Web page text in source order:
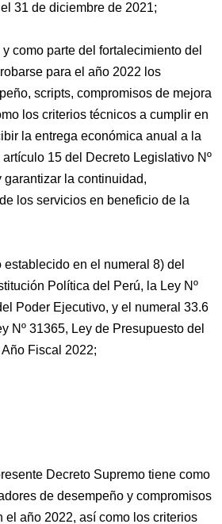
31 de diciembre de 2021;
como parte del fortalecimiento del
para el año 2022 los
scripts, compromisos de mejora
los criterios técnicos a cumplir en
la entrega económica anual a la
15 del Decreto Legislativo Nº
garantizar la continuidad,
los servicios en beneficio de la
en el numeral 8) del
Política del Perú, la Ley Nº
Poder Ejecutivo, y el numeral 33.6
Nº 31365, Ley de Presupuesto del
Fiscal 2022;
Decreto Supremo tiene como
de desempeño y compromisos
el año 2022, así como los criterios